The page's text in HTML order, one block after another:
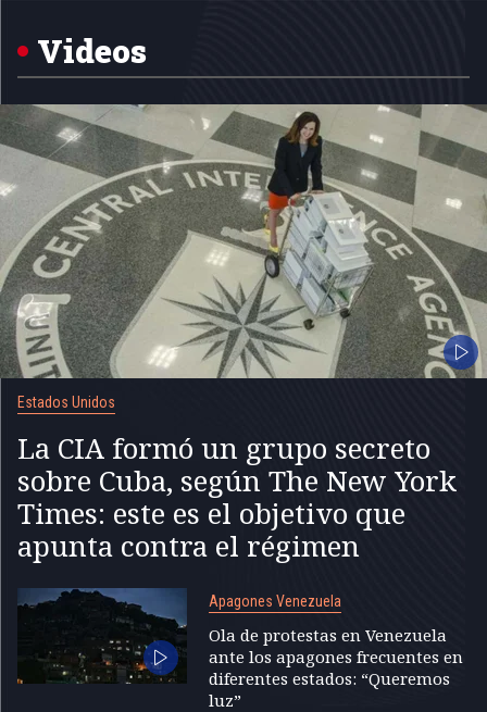
Videos
Estados Unidos
La CIA formó un grupo secreto
sobre Cuba, según The New York
Times: este es el objetivo que
apunta contra el régimen
Apagones Venezuela
Ola de protestas en Venezuela
ante los apagones frecuentes en
diferentes estados: “Queremos
luz”